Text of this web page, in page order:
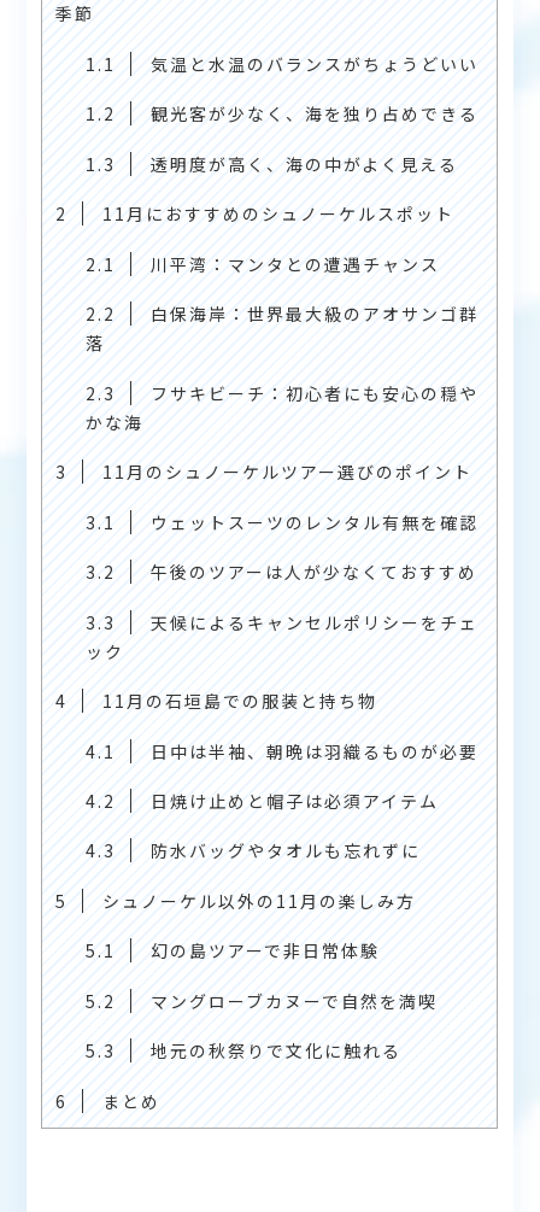
季節
1.1 気温と水温のバランスがちょうどいい
1.2 観光客が少なく、海を独り占めできる
1.3 透明度が高く、海の中がよく見える
2 11月におすすめのシュノーケルスポット
2.1 川平湾：マンタとの遭遇チャンス
2.2
白保海岸：世界最大級のアオサンゴ群
落
2.3
フサキビーチ：初心者にも安心の穏や
かな海
3 11月のシュノーケルツアー選びのポイント
3.1 ウェットスーツのレンタル有無を確認
3.2 午後のツアーは人が少なくておすすめ
3.3
天候によるキャンセルポリシーをチェ
ック
4 11月の石垣島での服装と持ち物
4.1 日中は半袖、朝晩は羽織るものが必要
4.2 日焼け止めと帽子は必須アイテム
4.3 防水バッグやタオルも忘れずに
5 シュノーケル以外の11月の楽しみ方
5.1 幻の島ツアーで非日常体験
5.2 マングローブカヌーで自然を満喫
5.3 地元の秋祭りで文化に触れる
6 まとめ